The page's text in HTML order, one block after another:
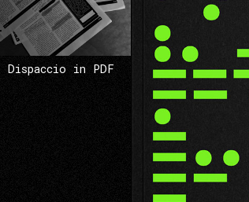
in PDF